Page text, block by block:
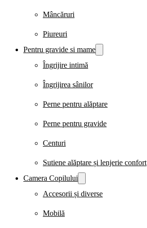
Mâncăruri
Piureuri
Pentru gravide si mame
Îngrijire intimă
Îngrijirea sânilor
Perne pentru alăptare
Perne pentru gravide
Centuri
Sutiene alăptare și lenjerie confort
Camera Copilului
Accesorii și diverse
Mobilă